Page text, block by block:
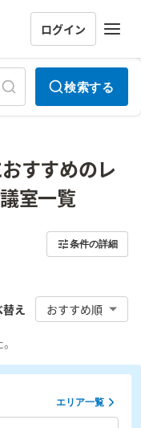
ログイン
検索する
すすめのレ
室一覧
条件の詳細
え おすすめ順
エリア一覧